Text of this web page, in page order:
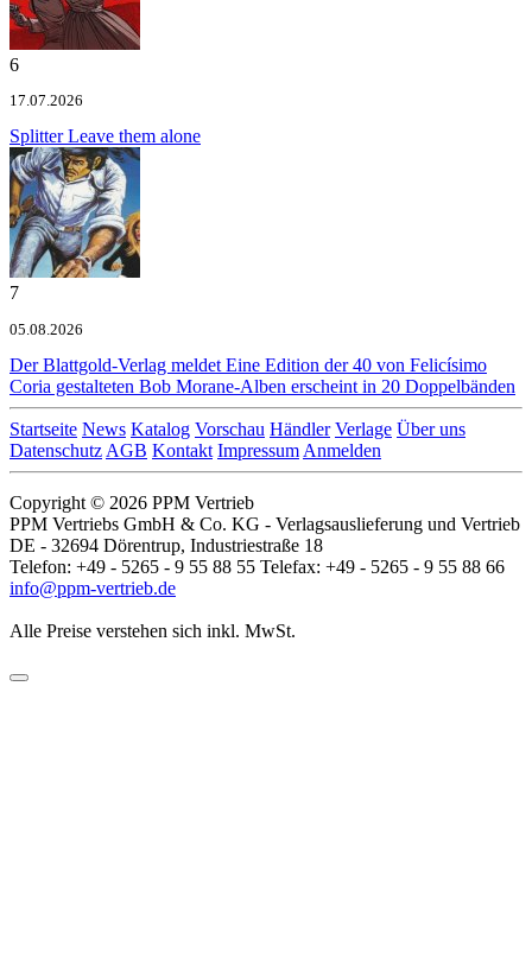
6
17.07.2026
SplitterLeave them alone
7
05.08.2026
Der Blattgold-Verlag meldet Eine Edition der 40 von Felicísimo
Coria gestalteten Bob Morane-Alben erscheint in 20 Doppelbänden
Startseite News Katalog Vorschau Händler Verlage Über uns
Datenschutz AGB Kontakt Impressum Anmelden
Copyright © 2026 PPM Vertrieb
PPM Vertriebs GmbH & Co. KG - Verlagsauslieferung und Vertrieb
DE - 32694 Dörentrup, Industriestraße 18
Telefon: +49 - 5265 - 9 55 88 55 Telefax: +49 - 5265 - 9 55 88 66
info@ppm-vertrieb.de
Alle Preise verstehen sich inkl. MwSt.